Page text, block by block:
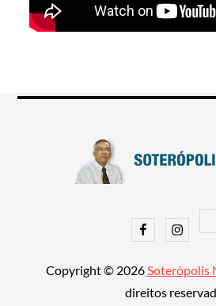
FacebookInstagram
Copyright © 2026 Soterópolis
direitos